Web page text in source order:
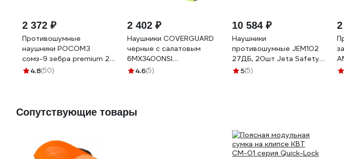
2 372 ₽
Противошумные
наушники РОСОМЗ
сомз-9 зебра premium 29
дб 60098
4.8(50)
2 402 ₽
Наушники COVERGUARD
черные с салатовым
6MX3400NSI
5450564050396
4.6(5)
10 584 ₽
Наушники
противошумные JEM102
27ДБ, 20шт Jeta Safety
JEM102-box
5(5)
Сопутствующие товары